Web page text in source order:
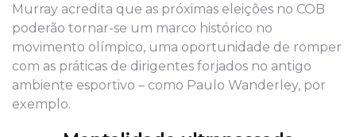
Murray acredita que as próximas eleições no COB
poderão tornar-se um marco histórico no
movimento olímpico, uma oportunidade de romper
com as práticas de dirigentes forjados no antigo
ambiente esportivo – como Paulo Wanderley, por
exemplo.